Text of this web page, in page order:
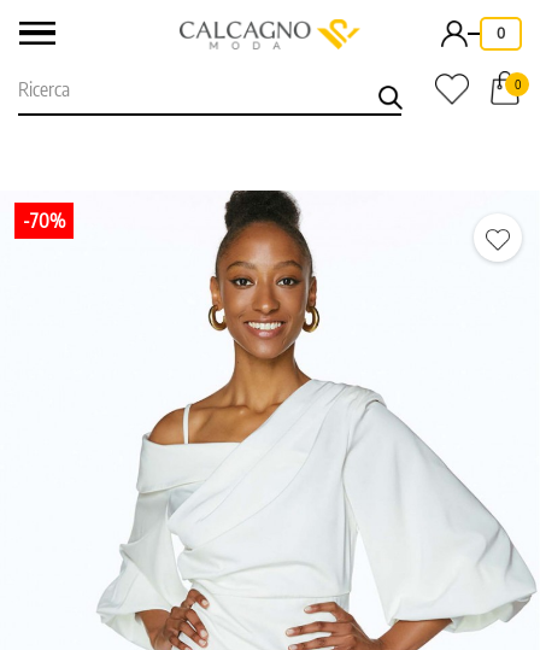
- 0
0
-70%